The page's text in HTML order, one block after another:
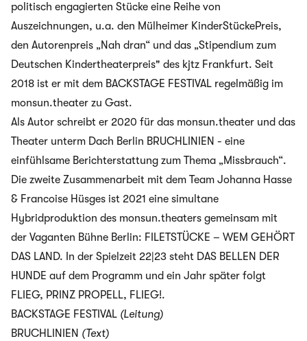
politisch engagierten Stücke eine Reihe von
Auszeichnungen, u.a. den Mülheimer KinderStückePreis,
den Autorenpreis „Nah dran“ und das „Stipendium zum
Deutschen Kindertheaterpreis" des kjtz Frankfurt. Seit
2018 ist er mit dem BACKSTAGE FESTIVAL regelmäßig im
monsun.theater zu Gast.
Als Autor schreibt er 2020 für das monsun.theater und das
Theater unterm Dach Berlin BRUCHLINIEN - eine
einfühlsame Berichterstattung zum Thema „Missbrauch“.
Die zweite Zusammenarbeit mit dem Team Johanna Hasse
& Francoise Hüsges ist 2021 eine simultane
Hybridproduktion des monsun.theaters gemeinsam mit
der Vaganten Bühne Berlin: FILETSTÜCKE – WEM GEHÖRT
DAS LAND. In der Spielzeit 22|23 steht DAS BELLEN DER
HUNDE auf dem Programm und ein Jahr später folgt
FLIEG, PRINZ PROPELL, FLIEG!.
BACKSTAGE FESTIVAL (Leitung)
BRUCHLINIEN (Text)